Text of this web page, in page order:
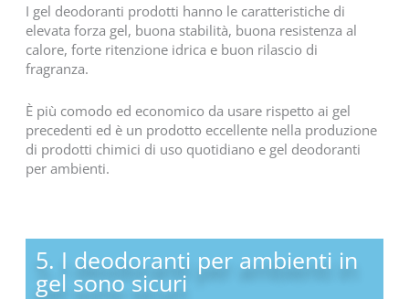
I gel deodoranti prodotti hanno le caratteristiche di
elevata forza gel, buona stabilità, buona resistenza al
calore, forte ritenzione idrica e buon rilascio di
fragranza.
È più comodo ed economico da usare rispetto ai gel
precedenti ed è un prodotto eccellente nella produzione
di prodotti chimici di uso quotidiano e gel deodoranti
per ambienti.
5. I deodoranti per ambienti in
gel sono sicuri